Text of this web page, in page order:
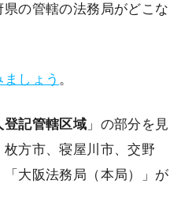
の管轄の法務局がどこな
しょう 。
登記管轄区域 」の部分を見
方市、寝屋川市、交野
大阪法務局（本局）」が